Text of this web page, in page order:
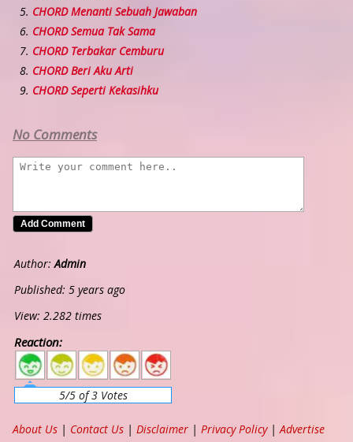
CHORD Menanti Sebuah Jawaban
CHORD Semua Tak Sama
CHORD Terbakar Cemburu
CHORD Beri Aku Arti
CHORD Seperti Kekasihku
No Comments
Author:Admin
Published: 5 years ago
View: 2.282 times
Reaction:
5 4 3 2 1
5/5 of 3 Votes
About Us | Contact Us | Disclaimer | Privacy Policy|Advertise